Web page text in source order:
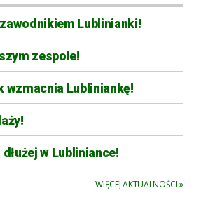
Lublinianki!
zespole!
wzmacnia Lubliniankę!
w Lubliniance!
WIĘCEJ AKTUALNOŚCI »